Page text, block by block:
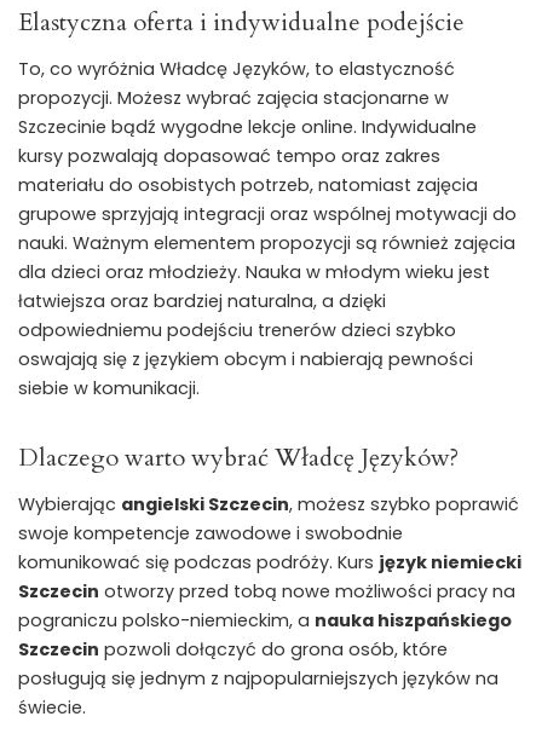
Elastyczna oferta i indywidualne podejście
To, co wyróżnia Władcę Języków, to elastyczność
propozycji. Możesz wybrać zajęcia stacjonarne w
Szczecinie bądź wygodne lekcje online. Indywidualne
kursy pozwalają dopasować tempo oraz zakres
materiału do osobistych potrzeb, natomiast zajęcia
grupowe sprzyjają integracji oraz wspólnej motywacji do
nauki. Ważnym elementem propozycji są również zajęcia
dla dzieci oraz młodzieży. Nauka w młodym wieku jest
łatwiejsza oraz bardziej naturalna, a dzięki
odpowiedniemu podejściu trenerów dzieci szybko
oswajają się z językiem obcym i nabierają pewności
siebie w komunikacji.
Dlaczego warto wybrać Władcę Języków?
Wybierając angielski Szczecin, możesz szybko poprawić
swoje kompetencje zawodowe i swobodnie
komunikować się podczas podróży. Kurs język niemiecki
Szczecin otworzy przed tobą nowe możliwości pracy na
pograniczu polsko-niemieckim, a nauka hiszpańskiego
Szczecin pozwoli dołączyć do grona osób, które
posługują się jednym z najpopularniejszych języków na
świecie.